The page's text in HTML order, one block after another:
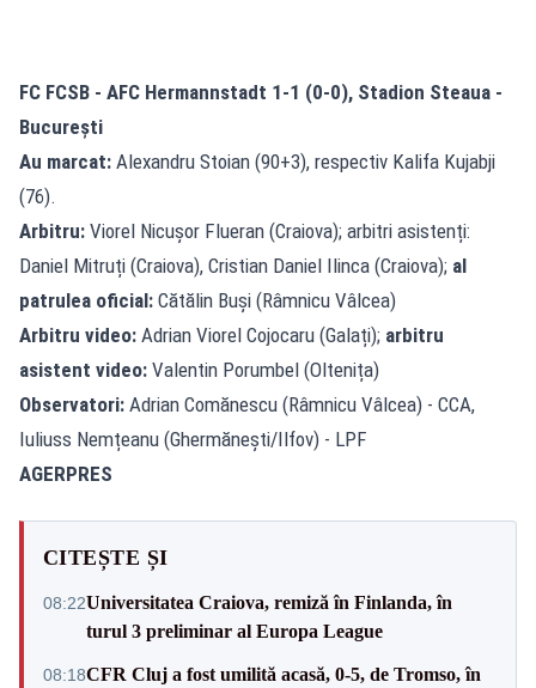
FC FCSB - AFC Hermannstadt 1-1 (0-0), Stadion Steaua -
București
Au marcat: Alexandru Stoian (90+3), respectiv Kalifa Kujabji
(76).
Arbitru: Viorel Nicușor Flueran (Craiova); arbitri asistenți:
Daniel Mitruți (Craiova), Cristian Daniel Ilinca (Craiova); al
patrulea oficial: Cătălin Buși (Râmnicu Vâlcea)
Arbitru video: Adrian Viorel Cojocaru (Galați); arbitru
asistent video: Valentin Porumbel (Oltenița)
Observatori: Adrian Comănescu (Râmnicu Vâlcea) - CCA,
Iuliuss Nemțeanu (Ghermănești/Ilfov) - LPF
AGERPRES
CITEȘTE ȘI
08:22Universitatea Craiova, remiză în Finlanda, în
turul 3 preliminar al Europa League
08:18CFR Cluj a fost umilită acasă, 0-5, de Tromso, în